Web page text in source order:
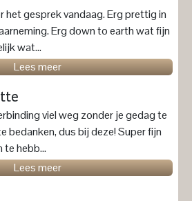
het gesprek vandaag. Erg prettig in
Erg down to earth wat fijn
wat...
Lees meer
viel weg zonder je gedag te
bedanken, dus bij deze! Super fijn
te hebb...
Lees meer